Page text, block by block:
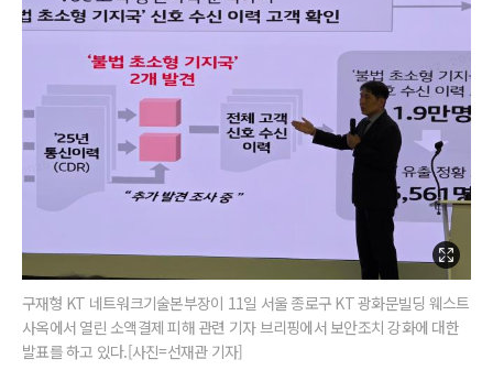
구재형 KT 네트워크기술본부장이 11일 서울 종로구 KT 광화문빌딩 웨스트
사옥에서 열린 소액결제 피해 관련 기자 브리핑에서 보안조치 강화에 대한
발표를 하고 있다.[사진=선재관 기자]